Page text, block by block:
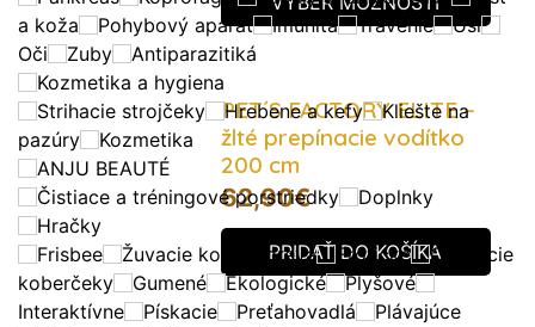
a koža
Pohybový aparát Imunita Trávenie
Uši
Oči
Zuby
Antiparazitiká
Kozmetika a hygiena
Strihacie strojčeky
Hrebene a kefy
Kliešte na
pazúry
Kozmetika
ANJU BEAUTÉ
Čistiace a tréningové porstriedky
Doplnky
Hračky
Frisbee
Žuvacie kosti a drevá Erotické
Čuchacie
koberčeky
Gumené Ekologické
Plyšové
Interaktívne
Pískacie Preťahovadlá
Plávajúce
PET´S FACTORY ELITE –
žlté prepínacie vodítko
200 cm
62,90€
PRIDAŤ DO KOŠÍKA